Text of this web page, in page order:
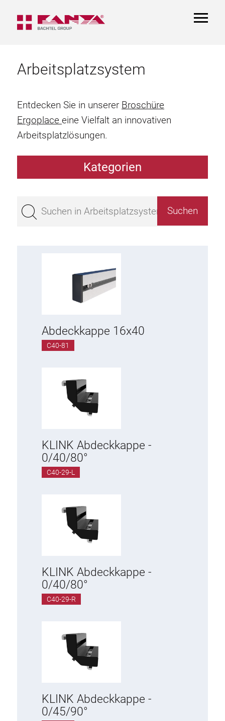
Arbeitsplatzsystem
Entdecken Sie in unserer Broschüre
Ergoplace eine Vielfalt an innovativen
Arbeitsplatzlösungen.
Kategorien
Egänzende Elemente
ESD Zubehör
Materialwagen
Arbeitsstuhl
Schwenkarm
Steckdosenleisten
Lochwand und Zubehör
Abdeckkappe 16x40
C40-81
KLINK Abdeckkappe -
0/40/80°
C40-29-L
KLINK Abdeckkappe -
0/40/80°
C40-29-R
KLINK Abdeckkappe -
0/45/90°